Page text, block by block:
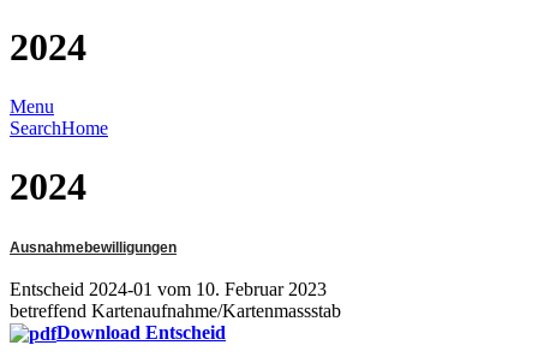
2024
Menu
SearchHome
2024
Ausnahmebewilligungen
Entscheid 2024-01 vom 10. Februar 2023
betreffend Kartenaufnahme/Kartenmassstab
Download Entscheid